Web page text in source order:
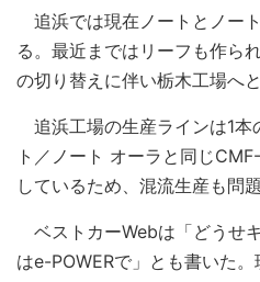
追浜では現在ノートとノー
る。最近まではリーフも作ら
の切り替えに伴い栃木工場へ
追浜工場の生産ラインは1本
ト／ノート オーラと同じ
しているため、混流生産も問
ベストカーWebは「どうせ
はe-POWERで」とも書いた